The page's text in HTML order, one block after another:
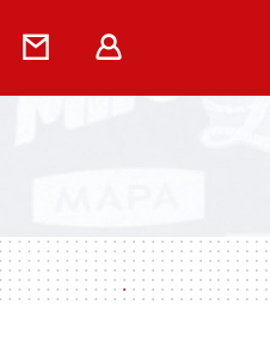
Rechercher
Contact